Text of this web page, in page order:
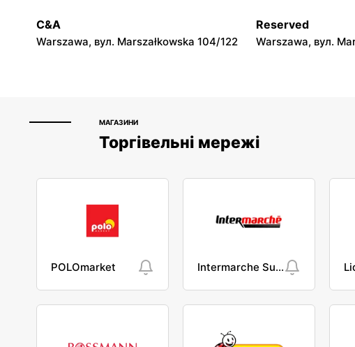
C&A
Warszawa, вул. Marszałkowska 104/122
Reserved
Warszawa, вул.
МАГАЗИНИ
Торгівельні мережі
POLOmarket Intermarche Super